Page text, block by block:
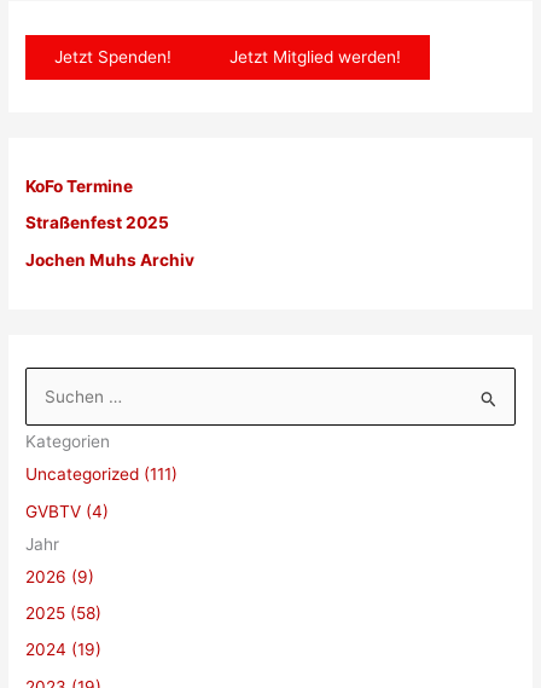
Jetzt Spenden! Jetzt Mitglied werden!
KoFo Termine
Straßenfest 2025
Jochen Muhs Archiv
c
h
e
n
n
a
c
Kategorien
Uncategorized (111)
GVBTV (4)
Jahr
2026 (9)
2025 (58)
2024 (19)